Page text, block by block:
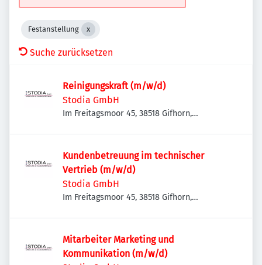
Festanstellung
Suche zurücksetzen
Reinigungskraft (m/w/d)
Stodia GmbH
Im Freitagsmoor 45, 38518 Gifhorn,
Kundenbetreuung im technischer
Vertrieb (m/w/d)
Stodia GmbH
Im Freitagsmoor 45, 38518 Gifhorn,
Mitarbeiter Marketing und
Kommunikation (m/w/d)